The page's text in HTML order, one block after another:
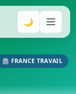
🌙
🏛️ FRANCE TRAVAIL